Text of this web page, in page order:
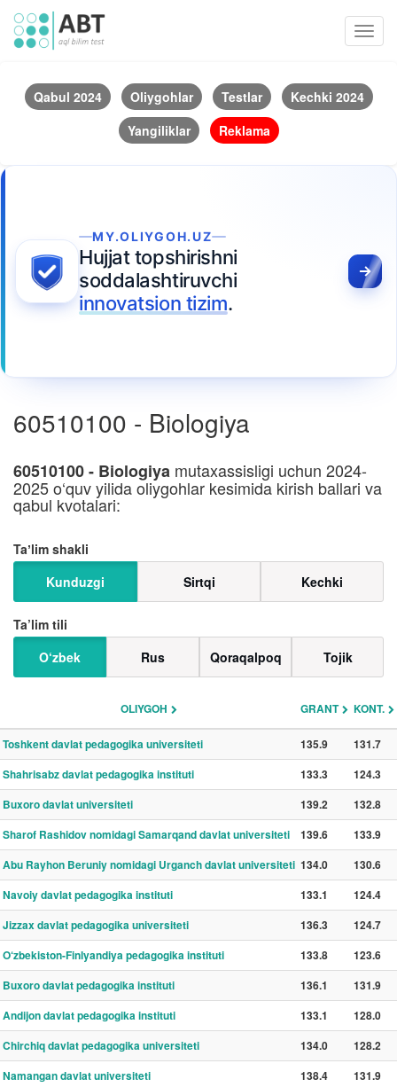
Qabul 2024 Oliygohlar Testlar
Kechki 2024
Yangiliklar
Reklama
MY.OLIYGOH.UZ
Hujjat topshirishni
soddalashtiruvchi
innovatsion tizim.
60510100 - Biologiya
60510100 - Biologiya mutaxassisligi uchun 2024-
2025 o‘quv yilida oliygohlar kesimida kirish ballari va
qabul kvotalari:
Taʼlim shakli
Kunduzgi
Sirtqi Kechki
Ta’lim tili
O‘zbek
Rus Qoraqalpoq Tojik
OLIYGOH GRANT KONT.
Toshkent davlat pedagogika universiteti 135.9
131.7
Shahrisabz davlat pedagogika instituti
133.3
124.3
Buxoro davlat universiteti
139.2
132.8
Sharof Rashidov nomidagi Samarqand davlat universiteti
139.6
133.9
Abu Rayhon Beruniy nomidagi Urganch davlat universiteti 134.0
130.6
Navoiy davlat pedagogika instituti
133.1
124.4
Jizzax davlat pedagogika universiteti
136.3
124.7
O‘zbekiston-Finlyandiya pedagogika instituti
133.8
123.6
Buxoro davlat pedagogika instituti
136.1
131.9
Andijon davlat pedagogika instituti
133.1
128.0
Chirchiq davlat pedagogika universiteti
134.0
128.2
Namangan davlat universiteti
138.4
131.9